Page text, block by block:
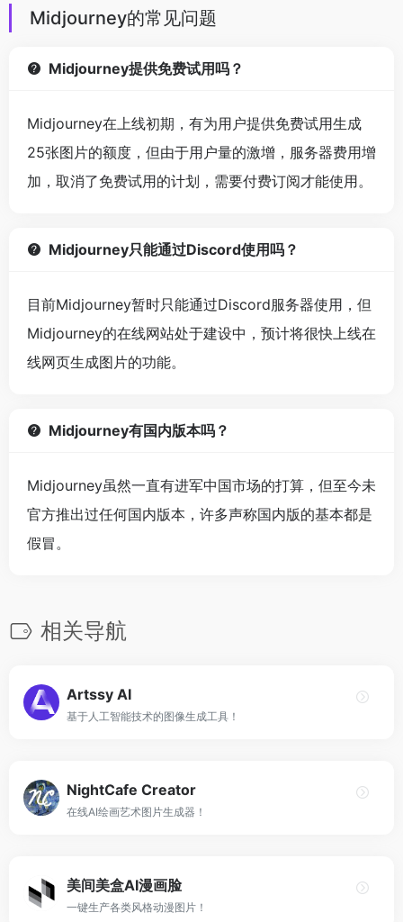
Midjourney的常见问题
Midjourney提供免费试用吗？
Midjourney在上线初期，有为用户提供免费试用生成
25张图片的额度，但由于用户量的激增，服务器费用增
加，取消了免费试用的计划，需要付费订阅才能使用。
Midjourney只能通过Discord使用吗？
目前Midjourney暂时只能通过Discord服务器使用，但
Midjourney的在线网站处于建设中，预计将很快上线在
线网页生成图片的功能。
Midjourney有国内版本吗？
Midjourney虽然一直有进军中国市场的打算，但至今未
官方推出过任何国内版本，许多声称国内版的基本都是
假冒。
相关导航
Artssy AI
基于人工智能技术的图像生成工具！
NightCafe Creator
在线AI绘画艺术图片生成器！
美间美盒AI漫画脸
一键生产各类风格动漫图片！